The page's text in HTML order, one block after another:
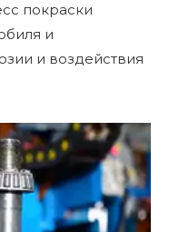
покраски
и
и воздействия